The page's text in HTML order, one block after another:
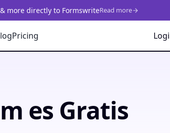
more directly to FormswriteRead more
Pricing
es Gratis